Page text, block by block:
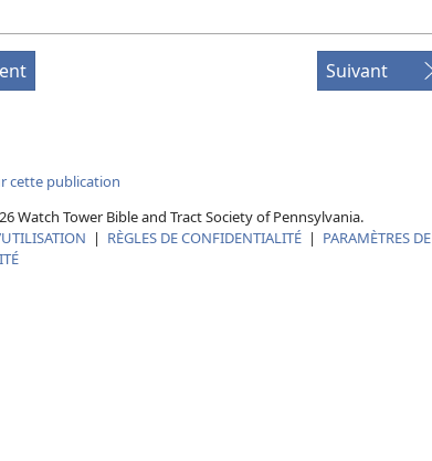
Suivant
cette publication
Watch Tower Bible and Tract Society of Pennsylvania.
| RÈGLES DE CONFIDENTIALITÉ | PARAMÈTRES DE